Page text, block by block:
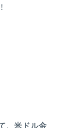
、米ドル金